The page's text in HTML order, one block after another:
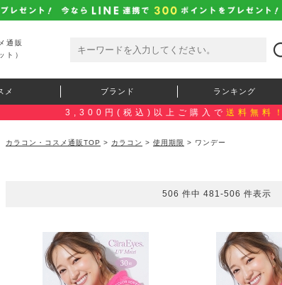
通販
ト）
メ ブランド ランキング
3,300円(税込)以上ご購入で 送料無料！
カラコン・コスメ通販TOP > カラコン > 使用期限 > ワンデー
506 件中 481-506 件表示